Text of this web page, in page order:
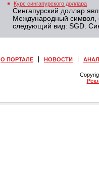
Курс сингапурского доллара
Сингапурский доллар
Международный символ,
следующий вид: SGD.
О ПОРТАЛЕ НОВОСТИ